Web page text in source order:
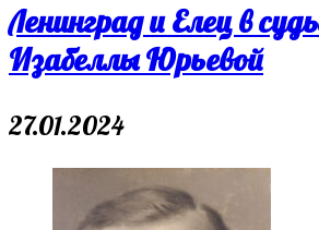
Ленинград и Елец в
Изабеллы Юрьевой
27.01.2024